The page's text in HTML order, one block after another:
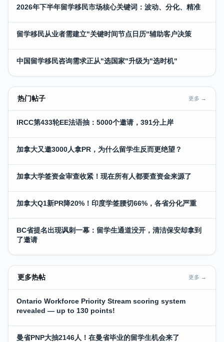
2026年下半年留学移民市场核心关键词：波动、分化、精准
留学移民从业者需建立"关键时间节点日历"辅助客户决策
中国留学移民咨询需求正从"选国家"升级为"选时机"
热门帖子 更多 →
IRCC第433轮EE法语抽：5000个邀请，391分上岸
加拿大又邀3000人拿PR，为什么留学生反而更绝望？
加拿大学签资金审查收紧！现在所有人都要查资金来源了
加拿大Q1新PR降20%！印度学签腰切66%，各省分化严重
BC省提名出现讽刺一幕：留学生通道没开，清洁保安却拿到
了邀请
更多热帖 更多 →
Ontario Workforce Priority Stream scoring system
revealed — up to 130 points!
曼省PNP大抽2146人！在曼省毕业的留学生机会来了